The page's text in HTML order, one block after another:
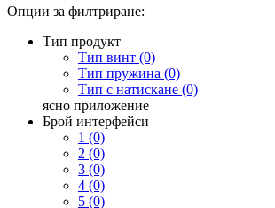
Опции за филтриране:
Тип продукт
Тип винт (0)
Тип пружина (0)
Тип с натискане (0)
ясно приложение
Брой интерфейси
1 (0)
2 (0)
3 (0)
4 (0)
5 (0)